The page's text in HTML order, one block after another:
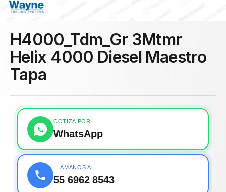
H4000_Tdm_Gr 3Mtmr
Helix 4000 Diesel Maestro
Tapa
COTIZA POR
WhatsApp
LLÁMANOS AL
55 6962 8543